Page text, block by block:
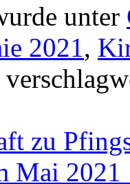
unter
2021,
zu
Mai 2021